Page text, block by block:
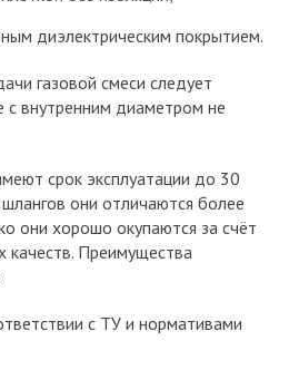
диэлектрическим покрытием.
газовой смеси следует
с внутренним диаметром не
срок эксплуатации до 30
они отличаются более
они хорошо окупаются за счёт
качеств. Преимущества
с ТУ и нормативами